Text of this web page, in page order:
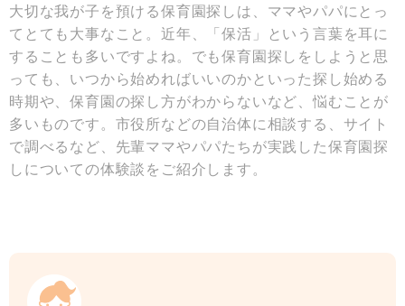
大切な我が子を預ける保育園探しは、ママやパパにとっ
てとても大事なこと。近年、「保活」という言葉を耳に
することも多いですよね。でも保育園探しをしようと思
っても、いつから始めればいいのかといった探し始める
時期や、保育園の探し方がわからないなど、悩むことが
多いものです。市役所などの自治体に相談する、サイト
で調べるなど、先輩ママやパパたちが実践した保育園探
しについての体験談をご紹介します。